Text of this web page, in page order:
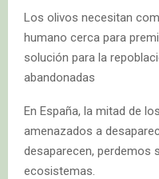
Los olivos necesitan
humano cerca para
solución para la
abandonadas
En España, la mitad de
amenazados a
desaparecen, perdemos
ecosistemas.